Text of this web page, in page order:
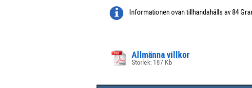
Informationen ovan tillhandahålls av 84
Allmänna villkor
Storlek: 187 Kb